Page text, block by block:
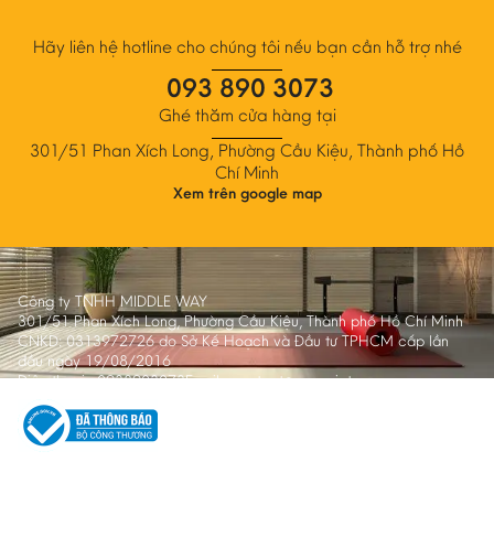
Hãy liên hệ hotline cho chúng tôi nếu bạn cần hỗ trợ nhé
093 890 3073
Ghé thăm cửa hàng tại
301/51 Phan Xích Long, Phường Cầu Kiệu, Thành phố Hồ
Chí Minh
Xem trên google map
Công ty TNHH MIDDLE WAY
301/51 Phan Xích Long, Phường Cầu Kiệu, Thành phố Hồ Chí Minh
CNKD: 0313972726 do Sở Kế Hoạch và Đầu tư TPHCM cấp lần
đầu ngày 19/08/2016
Điện thoại: 0938903073Email: contact@yogavietnam.vn